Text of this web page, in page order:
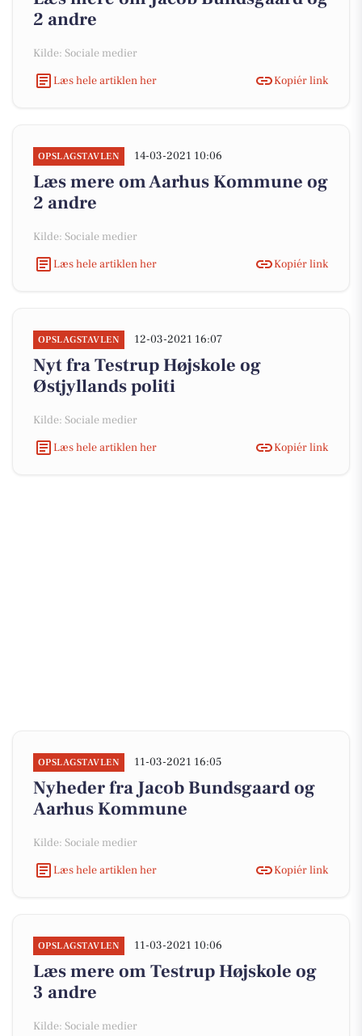
2 andre
Kilde: Sociale medier
Læs hele artiklen her
Kopiér link
OPSLAGSTAVLEN 14-03-2021 10:06
Læs mere om Aarhus Kommune og
2 andre
Kilde: Sociale medier
Læs hele artiklen her
Kopiér link
OPSLAGSTAVLEN 12-03-2021 16:07
Nyt fra Testrup Højskole og
Østjyllands politi
Kilde: Sociale medier
Læs hele artiklen her
Kopiér link
OPSLAGSTAVLEN 11-03-2021 16:05
Nyheder fra Jacob Bundsgaard og
Aarhus Kommune
Kilde: Sociale medier
Læs hele artiklen her
Kopiér link
OPSLAGSTAVLEN 11-03-2021 10:06
Læs mere om Testrup Højskole og
3 andre
Kilde: Sociale medier